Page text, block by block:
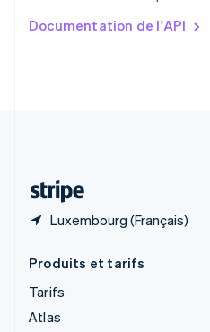
Documentation de l'API
Luxembourg (Français)
English
Produits et tarifs
Tarifs
Atlas